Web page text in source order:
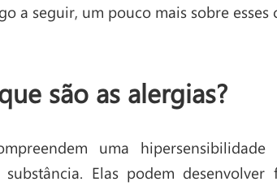
a seguir, um pouco mais sobre esses
são as alergias?
uma
Elas podem desenvolver